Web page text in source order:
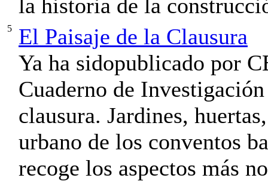
la historia de la
5
El Paisaje de la Clausura
Ya ha sidopublicado por
Cuaderno de
clausura. Jardines,
urbano de los conventos
recoge los aspectos más